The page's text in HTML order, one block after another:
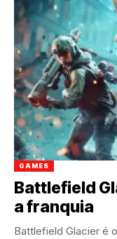
GAMES
Battlefield
a franquia
Battlefield Glacier é